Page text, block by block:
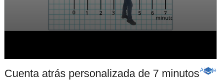
Cuenta atrás personalizada de 7 minutos -
Ajuste